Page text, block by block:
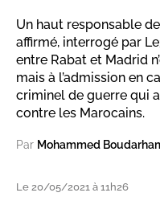
Un haut responsable
affirmé, interrogé par
entre Rabat et Madrid
mais à l’admission en
criminel de guerre qui
contre les Marocains.
Par Mohammed
Le 20/05/2021 à 11h26